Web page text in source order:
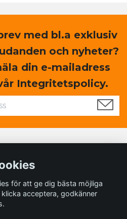
med bl.a exklusiv
och nyheter?
din e-mailadress
Integritetspolicy.
för att ge dig bästa möjliga
acceptera, godkänner